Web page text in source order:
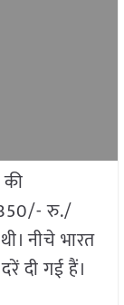
रु./
नीचे भारत
दी गई हैं।